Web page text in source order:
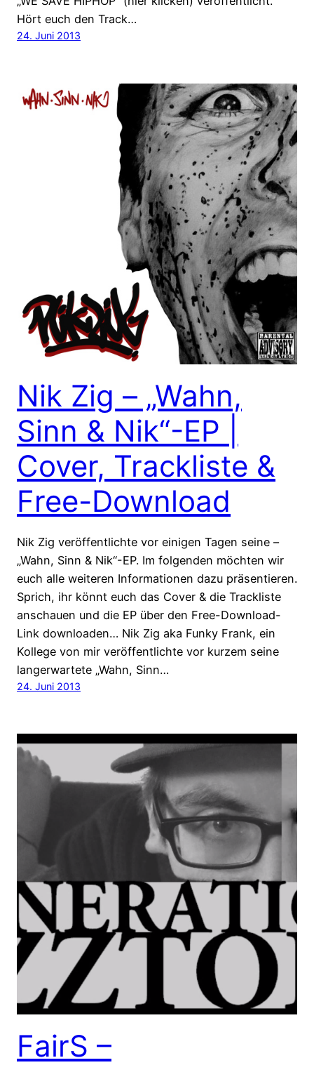
Hört euch den Track…
24. Juni 2013
Nik Zig – „Wahn,
Sinn & Nik“-EP |
Cover, Trackliste &
Free-Download
Nik Zig veröffentlichte vor einigen Tagen seine –
„Wahn, Sinn & Nik“-EP. Im folgenden möchten wir
euch alle weiteren Informationen dazu präsentieren.
Sprich, ihr könnt euch das Cover & die Trackliste
anschauen und die EP über den Free-Download-
Link downloaden… Nik Zig aka Funky Frank, ein
Kollege von mir veröffentlichte vor kurzem seine
langerwartete „Wahn, Sinn…
24. Juni 2013
FairS –